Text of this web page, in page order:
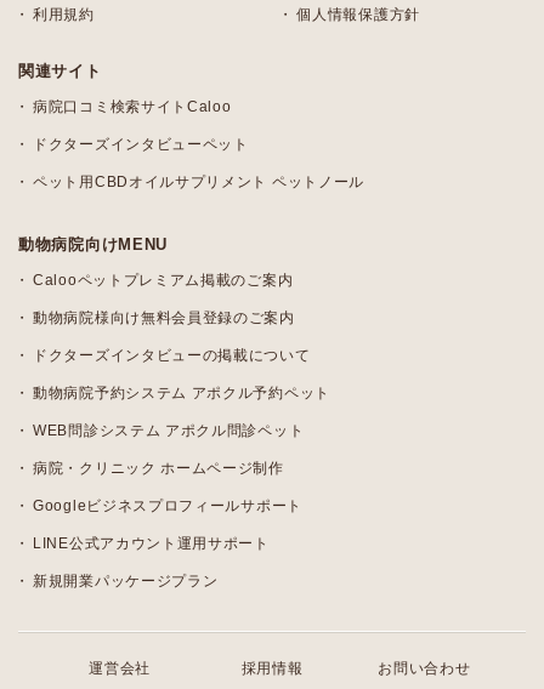
利用規約 個人情報保護方針
関連サイト
病院口コミ検索サイトCaloo
ドクターズインタビューペット
ペット用CBDオイルサプリメント ペットノール
動物病院向けMENU
Calooペットプレミアム掲載のご案内
動物病院様向け無料会員登録のご案内
ドクターズインタビューの掲載について
動物病院予約システム アポクル予約ペット
WEB問診システム アポクル問診ペット
病院・クリニック ホームページ制作
Googleビジネスプロフィールサポート
LINE公式アカウント運用サポート
新規開業パッケージプラン
運営会社 採用情報 お問い合わせ